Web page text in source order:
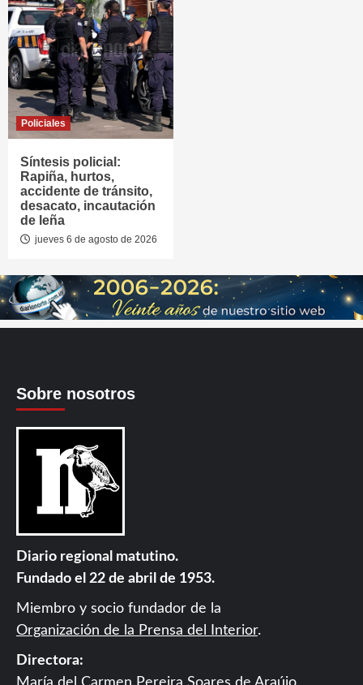
Policiales
Síntesis policial:
Rapiña, hurtos,
accidente de tránsito,
desacato, incautación
de leña
jueves 6 de agosto de 2026
Sobre nosotros
Diario regional matutino.
Fundado el 22 de abril de 1953.
Miembro y socio fundador de la
Organización de la Prensa del Interior.
Directora: